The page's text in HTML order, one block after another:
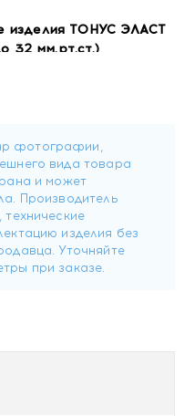
изделия ТОНУС ЭЛАСТ
32 мм.рт.ст.)
тромбоза
болезни
2 класса
компонентов и